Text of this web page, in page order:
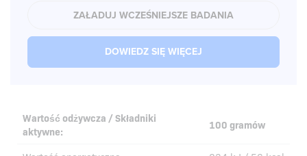
Pobierz PDF
09.10.2023 Pobierz PDF
ZAŁADUJ WCZEŚNIEJSZE BADANIA
DOWIEDZ SIĘ WIĘCEJ
Wartość odżywcza / Składniki
aktywne:
100 gramów